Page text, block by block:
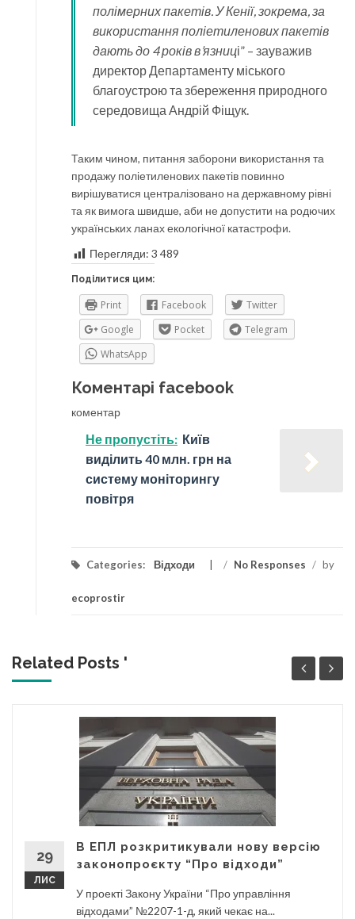
полімерних пакетів. У Кенії, зокрема, за
використання поліетиленових пакетів
дають до 4 років в’язниці” – зауважив
директор Департаменту міського
благоустрою та збереження природного
середовища Андрій Фіщук.
Таким чином, питання заборони використання та
продажу поліетиленових пакетів повинно
вирішуватися централізовано на державному рівні
та як вимога швидше, аби не допустити на родючих
українських ланах екологічної катастрофи.
Перегляди: 3 489
Поділитися цим:
Print Facebook
Twitter
Google
Pocket
Telegram
WhatsApp
Коментарі facebook
коментар
Не пропустіть: Київ
виділить 40 млн. грн на
систему моніторингу
повітря
Categories: Відходи / No Responses / by
ecoprostir
Related Posts '
29
ЛИС
В ЕПЛ розкритикували нову версію
законопроєкту “Про відходи”
У проекті Закону України “Про управління
відходами” №2207-1-д, який чекає на...